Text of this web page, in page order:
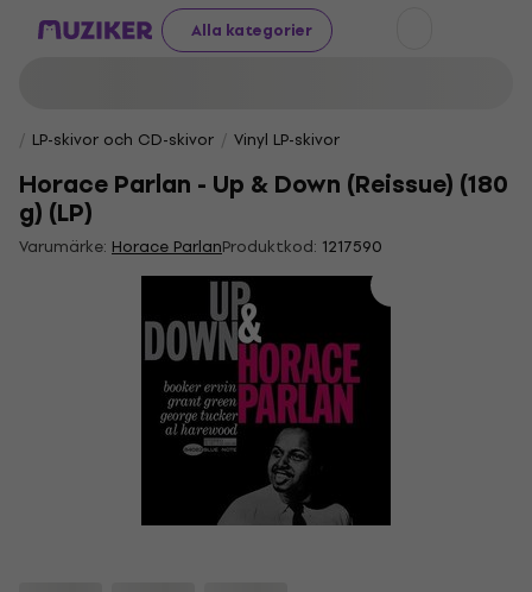
Alla kategorier
LP-skivor och CD-skivor Vinyl LP-skivor
Horace Parlan - Up & Down (Reissue) (180
g) (LP)
Varumärke: Horace ParlanProduktkod: 1217590